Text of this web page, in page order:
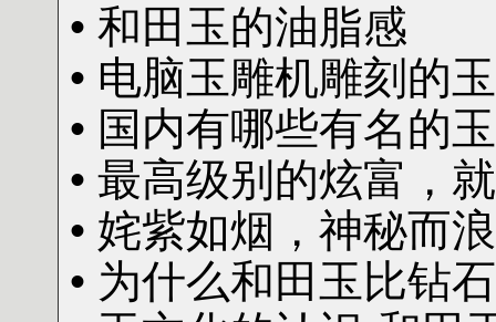
• 和田玉的油脂感
• 电脑玉雕机雕刻的
• 国内有哪些有名的
• 最高级别的炫富，
• 姹紫如烟，神秘而
• 为什么和田玉比钻